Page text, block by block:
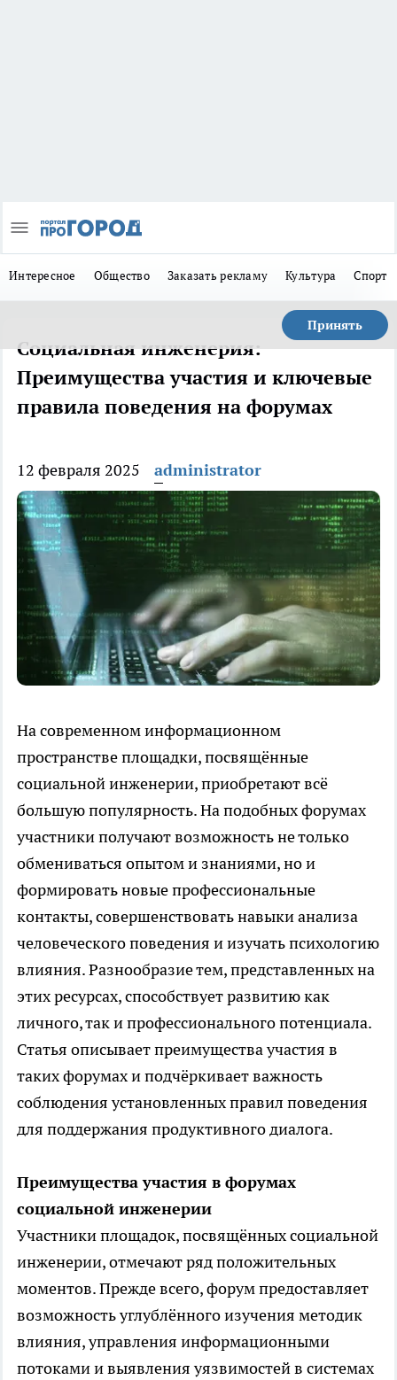
Интересное Общество Заказать рекламу Культура Спорт
Принять
Социальная инженерия:
Преимущества участия и ключевые
правила поведения на форумах
12 февраля 2025 administrator
На современном информационном
пространстве площадки, посвящённые
социальной инженерии, приобретают всё
большую популярность. На подобных форумах
участники получают возможность не только
обмениваться опытом и знаниями, но и
формировать новые профессиональные
контакты, совершенствовать навыки анализа
человеческого поведения и изучать психологию
влияния. Разнообразие тем, представленных на
этих ресурсах, способствует развитию как
личного, так и профессионального потенциала.
Статья описывает преимущества участия в
таких форумах и подчёркивает важность
соблюдения установленных правил поведения
для поддержания продуктивного диалога.
Преимущества участия в форумах
социальной инженерии
Участники площадок, посвящённых социальной
инженерии, отмечают ряд положительных
моментов. Прежде всего, форум предоставляет
возможность углублённого изучения методик
влияния, управления информационными
потоками и выявления уязвимостей в системах